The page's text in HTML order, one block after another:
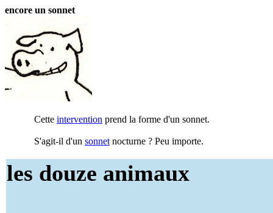
encore un sonnet
Cette intervention prend la forme d'un sonnet.
S'agit-il d'un sonnet nocturne ? Peu importe.
les douze animaux